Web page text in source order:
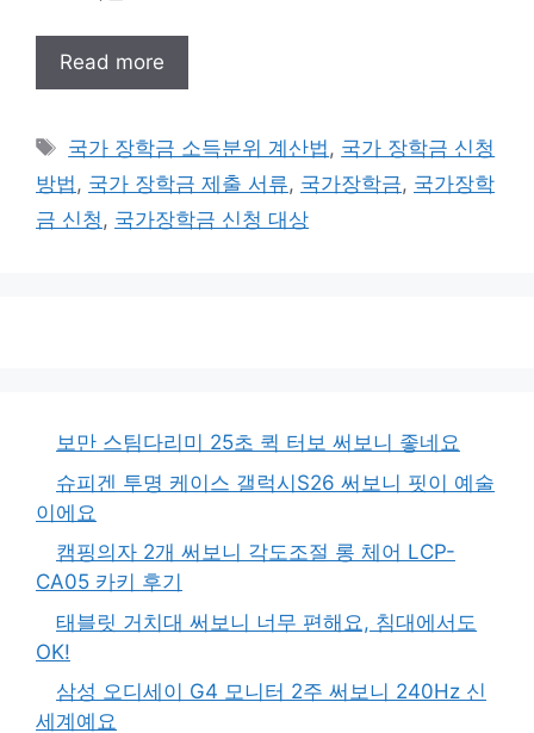
Read more
태
그
국가 장학금 소득분위 계산법, 국가 장학금 신청
방법, 국가 장학금 제출 서류, 국가장학금, 국가장학
금 신청, 국가장학금 신청 대상
보만 스팀다리미 25초 퀵 터보 써보니 좋네요
슈피겐 투명 케이스 갤럭시S26 써보니 핏이 예술
이에요
캠핑의자 2개 써보니 각도조절 롱 체어 LCP-
CA05 카키 후기
태블릿 거치대 써보니 너무 편해요, 침대에서도
OK!
삼성 오디세이 G4 모니터 2주 써보니 240Hz 신
세계예요